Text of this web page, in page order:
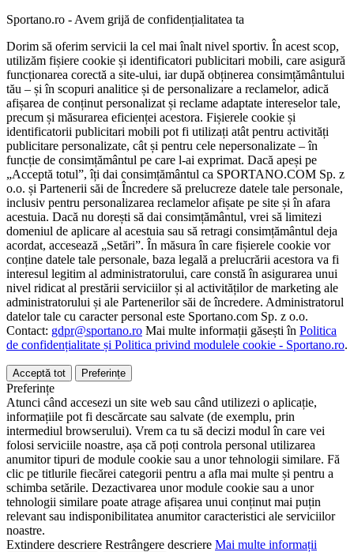
Sportano.ro - Avem grijă de confidențialitatea ta
Dorim să oferim servicii la cel mai înalt nivel sportiv. În acest scop,
utilizăm fișiere cookie și identificatori publicitari mobili, care asigură
funcționarea corectă a site-ului, iar după obținerea consimțământului
tău – și în scopuri analitice și de personalizare a reclamelor, adică
afișarea de conținut personalizat și reclame adaptate intereselor tale,
precum și măsurarea eficienței acestora. Fișierele cookie și
identificatorii publicitari mobili pot fi utilizați atât pentru activități
publicitare personalizate, cât și pentru cele nepersonalizate – în
funcție de consimțământul pe care l-ai exprimat. Dacă apeși pe
„Acceptă totul”, îți dai consimțământul ca SPORTANO.COM Sp. z
o.o. și Partenerii săi de Încredere să prelucreze datele tale personale,
inclusiv pentru personalizarea reclamelor afișate pe site și în afara
acestuia. Dacă nu dorești să dai consimțământul, vrei să limitezi
domeniul de aplicare al acestuia sau să retragi consimțământul deja
acordat, accesează „Setări”. În măsura în care fișierele cookie vor
conține datele tale personale, baza legală a prelucrării acestora va fi
interesul legitim al administratorului, care constă în asigurarea unui
nivel ridicat al prestării serviciilor și al activităților de marketing ale
administratorului și ale Partenerilor săi de încredere. Administratorul
datelor tale cu caracter personal este Sportano.com Sp. z o.o.
Contact: gdpr@sportano.ro Mai multe informații găsești în Politica
de confidențialitate și Politica privind modulele cookie - Sportano.ro.
Acceptă tot Preferințe
Preferințe
Atunci când accesezi un site web sau când utilizezi o aplicație,
informațiile pot fi descărcate sau salvate (de exemplu, prin
intermediul browserului). Vrem ca tu să decizi modul în care vei
folosi serviciile noastre, așa că poți controla personal utilizarea
anumitor tipuri de module cookie sau a unor tehnologii similare. Fă
clic pe titlurile fiecărei categorii pentru a afla mai multe și pentru a
schimba setările. Dezactivarea unor module cookie sau a unor
tehnologii similare poate atrage afișarea unui conținut mai puțin
relevant sau indisponibilitatea anumitor caracteristici ale serviciilor
noastre.
Extindere descriere Restrângere descriere Mai multe informații